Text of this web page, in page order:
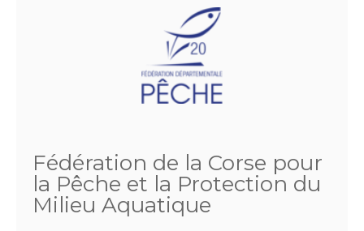
Fédération de la Corse pour
la Pêche et la Protection du
Milieu Aquatique